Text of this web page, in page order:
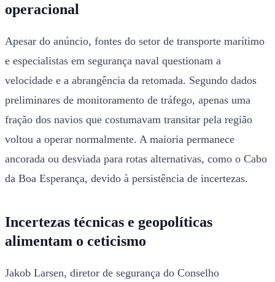
operacional
Apesar do anúncio, fontes do setor de transporte marítimo
e especialistas em segurança naval questionam a
velocidade e a abrangência da retomada. Segundo dados
preliminares de monitoramento de tráfego, apenas uma
fração dos navios que costumavam transitar pela região
voltou a operar normalmente. A maioria permanece
ancorada ou desviada para rotas alternativas, como o Cabo
da Boa Esperança, devido à persistência de incertezas.
Incertezas técnicas e geopolíticas
alimentam o ceticismo
Jakob Larsen, diretor de segurança do Conselho